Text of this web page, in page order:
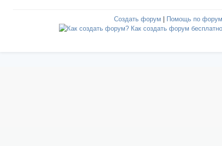
Создать форум Помощь по